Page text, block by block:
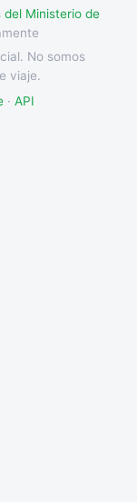
Ministerio de
No somos
viaje.
· API